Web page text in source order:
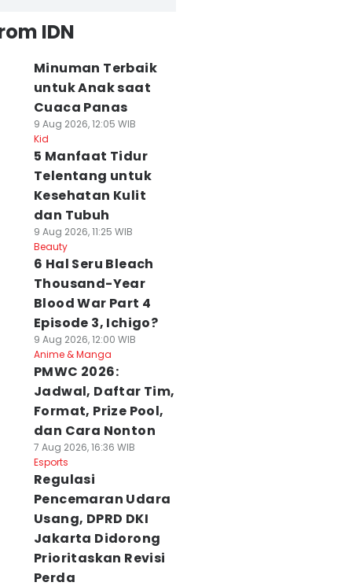
IDN
Minuman Terbaik
untuk Anak saat
Cuaca Panas
9 Aug 2026, 12:05 WIB
Kid
5 Manfaat Tidur
Telentang untuk
Kesehatan Kulit
dan Tubuh
9 Aug 2026, 11:25 WIB
Beauty
6 Hal Seru Bleach
Thousand-Year
Blood War Part 4
Episode 3, Ichigo?
9 Aug 2026, 12:00 WIB
Anime & Manga
PMWC 2026:
Jadwal, Daftar Tim,
Format, Prize Pool,
dan Cara Nonton
7 Aug 2026, 16:36 WIB
Esports
Regulasi
Pencemaran Udara
Usang, DPRD DKI
Jakarta Didorong
Prioritaskan Revisi
Perda